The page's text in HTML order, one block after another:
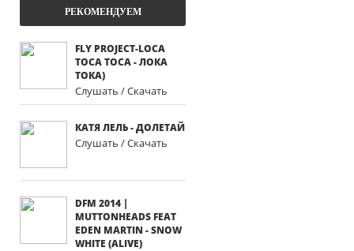
РЕКОМЕНДУЕМ
FLY PROJECT-LOCA
TOCA TOCA - ЛОКА
ТОКА)
Слушать / Скачать
КАТЯ ЛЕЛЬ - ДОЛЕТАЙ
Слушать / Скачать
DFM 2014 |
MUTTONHEADS FEAT
EDEN MARTIN - SNOW
WHITE (ALIVE)